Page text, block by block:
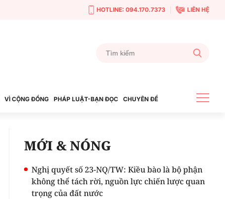
HOTLINE: 094.170.7373 LIÊN HỆ
VÌ CỘNG ĐỒNG PHÁP LUẬT-BẠN ĐỌC CHUYÊN ĐỀ
MỚI & NÓNG
Nghị quyết số 23-NQ/TW: Kiều bào là bộ phận
không thể tách rời, nguồn lực chiến lược quan
trọng của đất nước